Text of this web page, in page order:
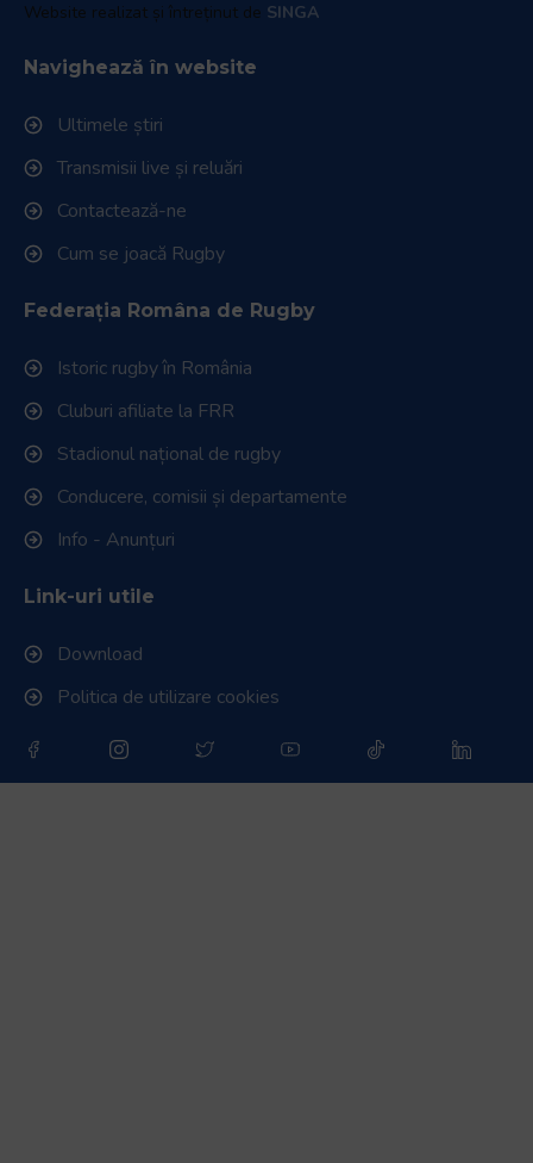
Website realizat și întreținut de SINGA
Navighează în website
Ultimele știri
Transmisii live și reluări
Contactează-ne
Cum se joacă Rugby
Federația Româna de Rugby
Istoric rugby în România
Cluburi afiliate la FRR
Stadionul național de rugby
Conducere, comisii și departamente
Info - Anunțuri
Link-uri utile
Download
Politica de utilizare cookies